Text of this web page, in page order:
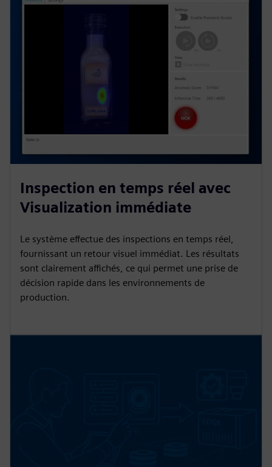
Inspection en temps réel avec
Visualization immédiate
Le système effectue des inspections en temps réel,
fournissant un retour visuel immédiat. Les résultats
sont clairement affichés, ce qui permet une prise de
décision rapide dans les environnements de
production.